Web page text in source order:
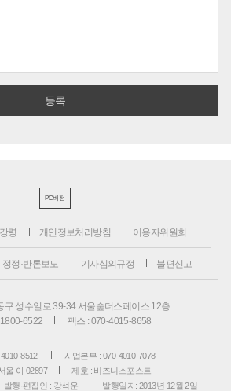
PC버전
령 개인정보처리방침 이용자위원회
정정·반론보도 기사심의규정 불편신고
구 성수일로 39-34 서울숲더스페이스 12층
6522
팩스 : 070-4015-8658
8512
사업본부 : 070-4010-7078
울 아 02897
제호 : 비즈니스포스트
발행·편집인 : 강석운 발행일자: 2013년 12월 2일